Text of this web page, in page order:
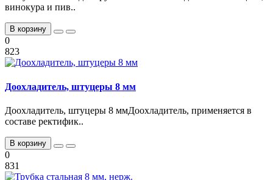
винокура и пив..
В корзину
0
823
Доохладитель, штуцеры 8 мм
Доохладитель, штуцеры 8 ммДоохладитель, применяется в
составе ректифик..
В корзину
0
831